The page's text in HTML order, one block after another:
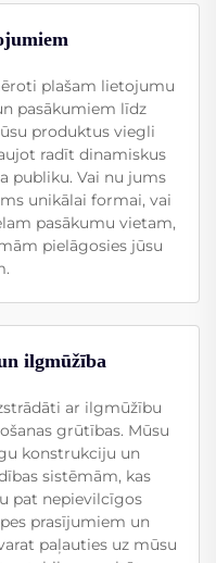
plašam lietojumu
pasākumiem līdz
produktus viegli
radīt dinamiskus
publiku. Vai nu jums
unikālai formai, vai
pasākumu vietam,
pielāgosies jūsu
ilgmūžība
ar ilgmūžību
grūtības. Mūsu
konstrukciju un
sistēmām, kas
pat nepievilcīgos
prasījumiem un
paļauties uz mūsu